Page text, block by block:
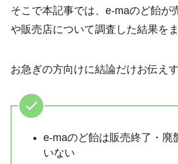
そこで本記事では、e-maのど飴が
や販売店について調査した結果を
お急ぎの方向けに結論だけお伝えす
e-maのど飴は販売終了・廃
いない